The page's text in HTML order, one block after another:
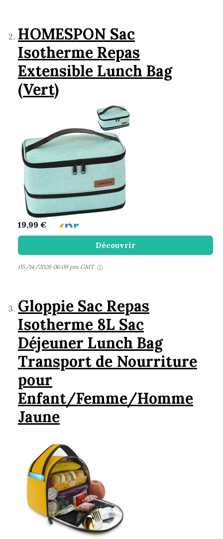
HOMESPON Sac
Isotherme Repas
Extensible Lunch Bag
(Vert)
19,99 €
Découvrir
05/14/2026 06:08 pm GMT
Gloppie Sac Repas
Isotherme 8L Sac
Déjeuner Lunch Bag
Transport de Nourriture
pour
Enfant/Femme/Homme
Jaune